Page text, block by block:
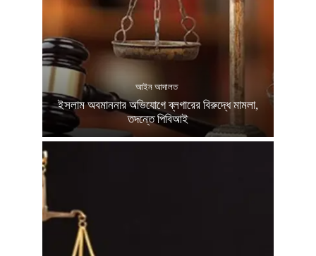
আইন আদালত
ইসলাম অবমাননার অভিযোগে ব্লগারের বিরুদ্ধে মামলা,
তদন্তে পিবিআই